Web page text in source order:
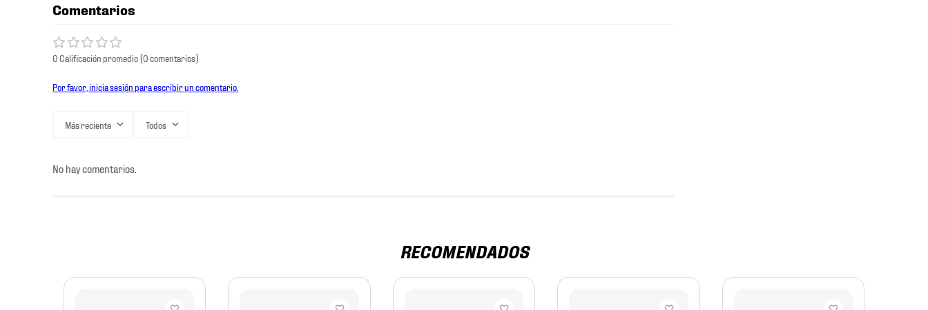
Comentarios
0 Calificación promedio(0 comentarios)
Por favor, inicia sesión para escribir un comentario.
Más reciente Todos
No hay comentarios.
RECOMENDADOS